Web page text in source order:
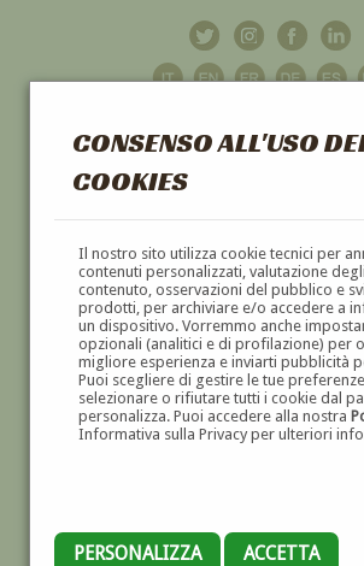
CONSENSO ALL'USO
COOKIES
Il nostro sito utilizza cookie tecnici per
contenuti personalizzati, valutazione
contenuto, osservazioni del pubblico e
prodotti, per archiviare e/o accedere a
un dispositivo. Vorremmo anche
opzionali (analitici e di profilazione) per
migliore esperienza e inviarti pubblicità
Puoi scegliere di gestire le tue
selezionare o rifiutare tutti i cookie dal
personalizza. Puoi accedere alla nostra
Informativa sulla Privacy per ulteriori
PERSONALIZZA ACCETTA
GALLERIAD'ARTE
DIPINTI E SCULTURE